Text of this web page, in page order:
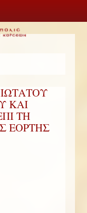
ΚΑΙ
ΤΗ
ΕΟΡΤΗΣ